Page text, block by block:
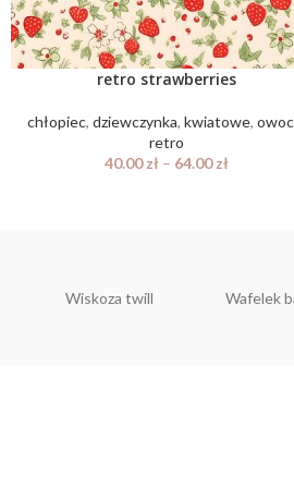
retro strawberries
chłopiec, dziewczynka, kwiatowe,
retro
40.00zł– 64.00zł
Wiskoza twill Wafelek